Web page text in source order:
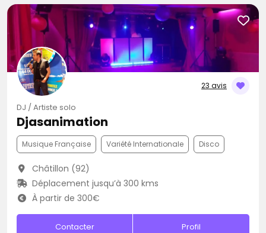
23 avis
DJ / Artiste solo
Djasanimation
Musique Française Variété Internationale Disco
Châtillon (92)
Déplacement jusqu’à 300 kms
À partir de 300€
Contacter Profil